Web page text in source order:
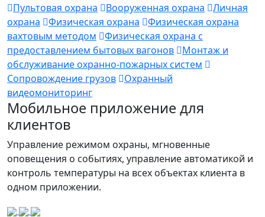
Пультовая охрана Вооруженная охрана
Личная
охрана
Физическая охрана
Физическая охрана
вахтовым методом
Физическая охрана с
предоставлением бытовых вагонов
Монтаж и
обслуживание охранно-пожарных систем
Сопровождение грузов
Охранный
видеомониторинг
Мобильное приложение для
клиентов
Управление режимом охраны, мгновенные
оповещения о событиях, управление автоматикой и
контроль температуры на всех объектах клиента в
одном приложении.